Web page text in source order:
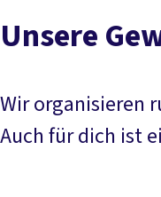
Unsere
Wir organisieren
Auch für dich ist